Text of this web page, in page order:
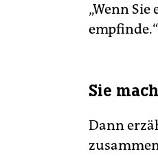
„Wenn
empfinde.“
Sie
Dann